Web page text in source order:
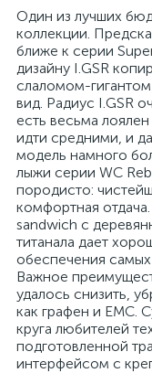
Один из лучших
коллекции.
ближе к серии
дизайну I.GSR
слаломом-
вид. Радиус I.GSR
есть весьма
идти средними, и
модель намного
лыжи серии WC
породисто:
комфортная
sandwich с
титанала дает
обеспечения
Важное
удалось снизить,
как графен и EMC.
круга любителей
подготовленной
интерфейсом с